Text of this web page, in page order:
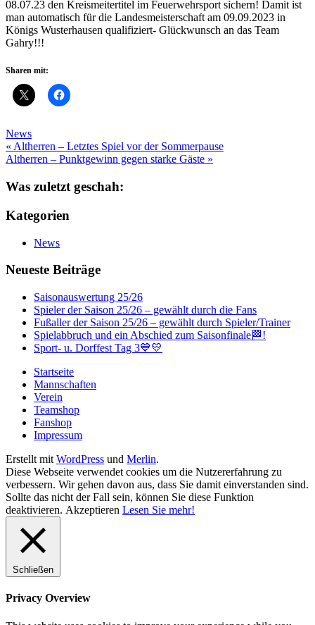
08.07.23 den Kreismeitertitel im Feuerwehrsport sichern! Damit ist
man automatisch für die Landesmeisterschaft am 09.09.2023 in
Königs Wusterhausen qualifiziert- Glückwunsch an das Team
Gahry!!!
Sharen mit:
News
Beitragsnavigation
« Altherren – Letztes Spiel vor der Sommerpause
Altherren – Punktgewinn gegen starke Gäste »
Was zuletzt geschah:
Kategorien
News
Neueste Beiträge
Saisonauswertung 25/26
Spieler der Saison 25/26 – gewählt durch die Fans
Fußaller der Saison 25/26 – gewählt durch Spieler/Trainer
Spielabbruch und ein Abschied zum Saisonfinale🏁!
Sport- u. Dorffest Tag 3💙💛
Startseite
Mannschaften
Verein
Teamshop
Fanshop
Impressum
Erstellt mit WordPress und Merlin.
Diese Webseite verwendet cookies um die Nutzererfahrung zu
verbessern. Wir gehen davon aus, dass Sie damit einverstanden sind.
Sollte das nicht der Fall sein, können Sie diese Funktion
deaktivieren. Akzeptieren Lesen Sie mehr!
Schließen
Privacy Overview